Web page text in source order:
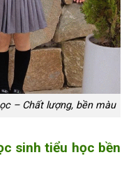
– Chất lượng, bền màu
sinh tiểu học bền